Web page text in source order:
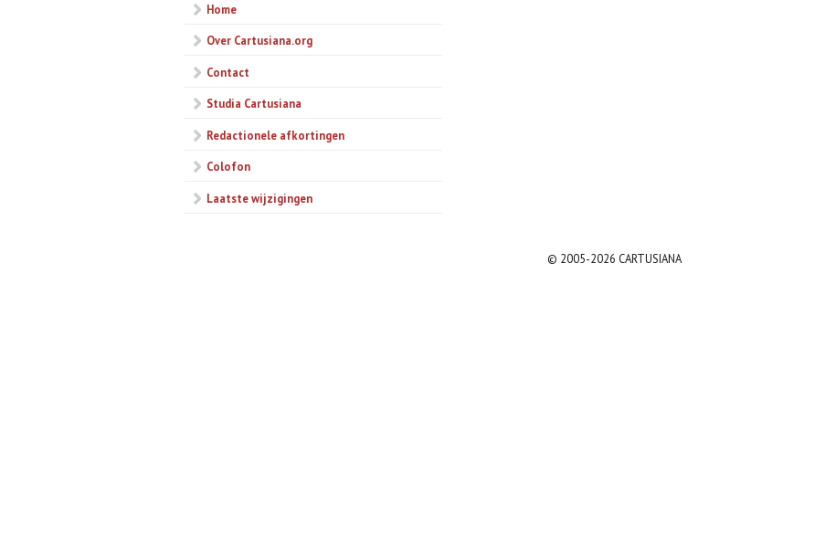
Home
Over Cartusiana.org
Contact
Studia Cartusiana
Redactionele afkortingen
Colofon
Laatste wijzigingen
© 2005-2026 CARTUSIANA